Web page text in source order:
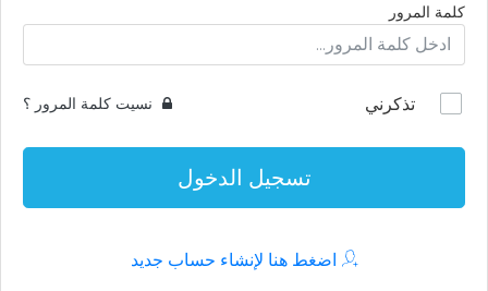
كلمة المرور
تذكرني نسيت كلمة المرور ؟
تسجيل الدخول
اضغط هنا لإنشاء حساب جديد